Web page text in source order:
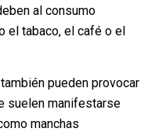
al consumo
el tabaco, el café o el
pueden provocar
suelen manifestarse
manchas